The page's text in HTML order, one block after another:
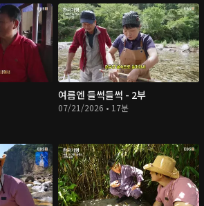
여름엔 들썩들썩 - 2부
07/21/2026 • 17분